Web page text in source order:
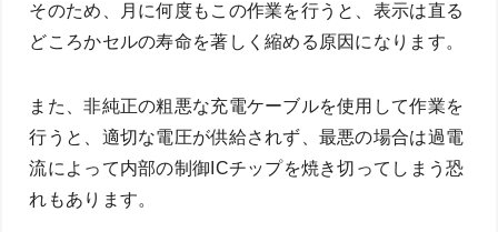
そのため、月に何度もこの作業を行うと、表示は直る
どころかセルの寿命を著しく縮める原因になります。
また、非純正の粗悪な充電ケーブルを使用して作業を
行うと、適切な電圧が供給されず、最悪の場合は過電
流によって内部の制御ICチップを焼き切ってしまう恐
れもあります。